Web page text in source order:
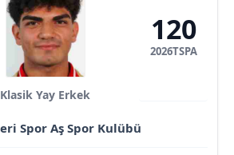
Klasik Yay Erkek
Spor Aş Spor Kulübü
120
2026TSPA